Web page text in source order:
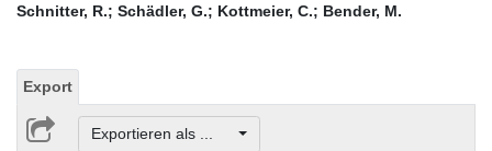
Schnitter, R.; Schädler, G.; Kottmeier, C.; Bender, M.
Export
Exportieren als ...